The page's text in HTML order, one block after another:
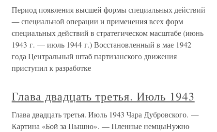
Период появления высшей формы специальных действий
— специальной операции и применения всех форм
специальных действий в стратегическом масштабе (июнь
1943 г. — июль 1944 г.) Восстановленный в мае 1942
года Центральный штаб партизанского движения
приступил к разработке
Глава двадцать третья. Июль 1943
Глава двадцать третья. Июль 1943 Чара Дубровского. —
Картина «Бой за Пышно». — Пленные немцыНужно